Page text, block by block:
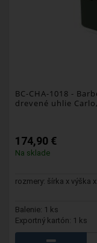
BC-CHA-1018 -
drevené uhlie
174,90 €
Na sklade
rozmery: šírka x výška
Balenie: 1 ks
Exportný kartón: 1 ks